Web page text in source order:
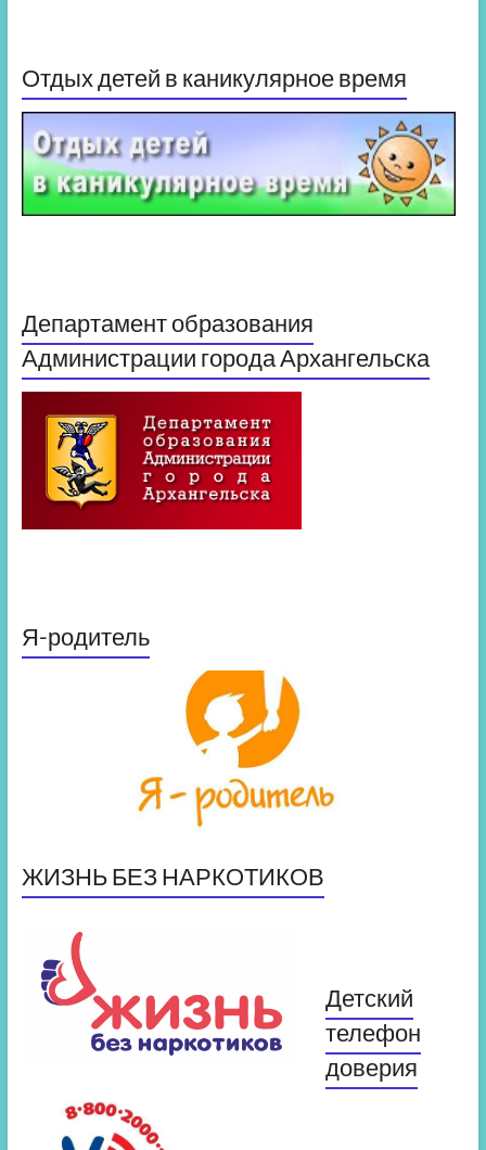
Отдых детей в каникулярное время
Департамент образования
Администрации города Архангельска
Я-родитель
ЖИЗНЬ БЕЗ НАРКОТИКОВ
Детский
телефон
доверия